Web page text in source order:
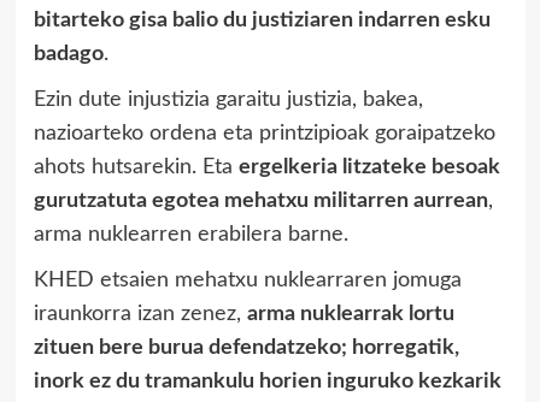
bitarteko gisa balio du justiziaren indarren esku
badago.
Ezin dute injustizia garaitu justizia, bakea,
nazioarteko ordena eta printzipioak goraipatzeko
ahots hutsarekin. Eta ergelkeria litzateke besoak
gurutzatuta egotea mehatxu militarren aurrean,
arma nuklearren erabilera barne.
KHED etsaien mehatxu nuklearraren jomuga
iraunkorra izan zenez, arma nuklearrak lortu
zituen bere burua defendatzeko; horregatik,
inork ez du tramankulu horien inguruko kezkarik